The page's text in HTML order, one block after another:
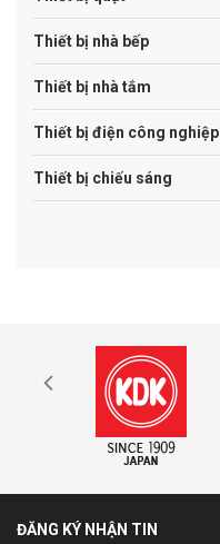
Thiết bị nhà bếp
Thiết bị nhà tắm
Thiết bị điện công nghiệp
Thiết bị chiếu sáng
ĐĂNG KÝ NHẬN TIN